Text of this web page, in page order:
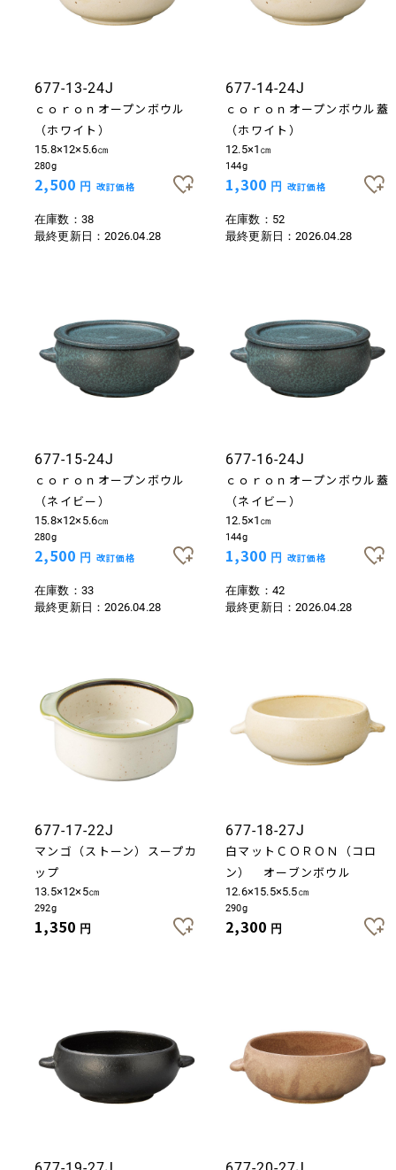
677-13-24J
ｃｏｒｏｎオープンボウル
（ホワイト）
15.8×12×5.6㎝
280g
2,500 円 改訂価格
在庫数：38
最終更新日：2026.04.28
677-14-24J
ｃｏｒｏｎオープンボウル蓋
（ホワイト）
12.5×1㎝
144g
1,300 円 改訂価格
在庫数：52
最終更新日：2026.04.28
677-15-24J
ｃｏｒｏｎオープンボウル
（ネイビー）
15.8×12×5.6㎝
280g
2,500 円 改訂価格
在庫数：33
最終更新日：2026.04.28
677-16-24J
ｃｏｒｏｎオープンボウル蓋
（ネイビー）
12.5×1㎝
144g
1,300 円 改訂価格
在庫数：42
最終更新日：2026.04.28
677-17-22J
マンゴ（ストーン）スープカ
ップ
13.5×12×5㎝
292g
1,350 円
677-18-27J
白マットＣＯＲＯＮ（コロ
ン） オーブンボウル
12.6×15.5×5.5㎝
290g
2,300 円